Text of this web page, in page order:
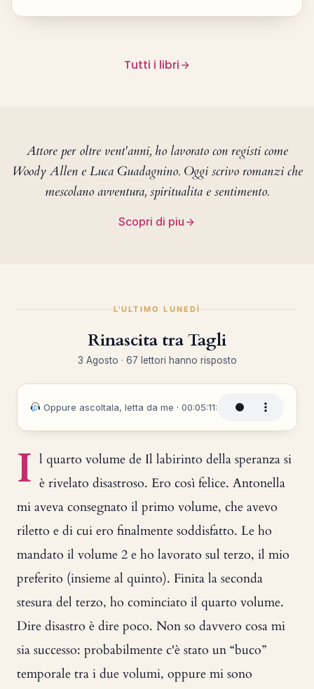
Tutti i libri
Attore per oltre vent'anni, ho lavorato con registi come
Woody Allen e Luca Guadagnino. Oggi scrivo romanzi che
mescolano avventura, spiritualita e sentimento.
Scopri di piu
L'ULTIMO LUNEDÌ
Rinascita tra Tagli
3 Agosto · 67 lettori hanno risposto
Oppure ascoltala, letta da me · 00:05:11:
I l quarto volume de Il labirinto della speranza si
è rivelato disastroso. Ero così felice. Antonella
mi aveva consegnato il primo volume, che avevo
riletto e di cui ero finalmente soddisfatto. Le ho
mandato il volume 2 e ho lavorato sul terzo, il mio
preferito (insieme al quinto). Finita la seconda
stesura del terzo, ho cominciato il quarto volume.
Dire disastro è dire poco. Non so davvero cosa mi
sia successo: probabilmente c'è stato un “buco”
temporale tra i due volumi, oppure mi sono